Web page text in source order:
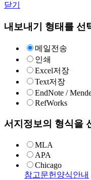
닫기
내보내기 형태를 선
메일전송
인쇄
Excel저장
Text저장
EndNote /
RefWorks
서지정보의 형식을
MLA
APA
Chicago
참고문헌양식안내